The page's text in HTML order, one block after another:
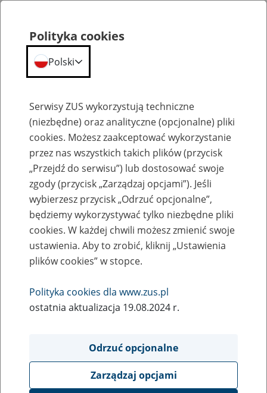
Szkolenia
Zaproś ZUS do siebie - zakładanie profili
eZUS w siedzibie Twojej firmy
Rodzaj wydarzenia
Szkolenia
Obszar merytoryczny
obsługa klientów
Polityka cookies
Polski
Serwisy ZUS wykorzystują techniczne
(niezbędne) oraz analityczne (opcjonalne) pliki
cookies. Możesz zaakceptować wykorzystanie
przez nas wszystkich takich plików (przycisk
„Przejdź do serwisu”) lub dostosować swoje
zgody (przycisk „Zarządzaj opcjami”). Jeśli
wybierzesz przycisk „Odrzuć opcjonalne”,
będziemy wykorzystywać tylko niezbędne pliki
cookies. W każdej chwili możesz zmienić swoje
ustawienia. Aby to zrobić, kliknij „Ustawienia
plików cookies” w stopce.
Polityka cookies dla www.zus.pl
ostatnia aktualizacja 19.08.2024 r.
Odrzuć opcjonalne
Zarządzaj opcjami